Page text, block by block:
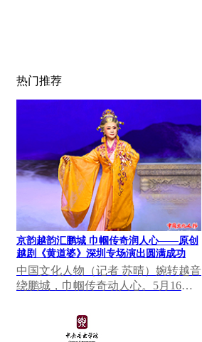
热门推荐
京韵越韵汇鹏城 巾帼传奇润人心——原创
越剧《黄道婆》深圳专场演出圆满成功
中国文化人物（记者 苏晴）婉转越音
绕鹏城，巾帼传奇动人心。5月16日
座无虚席，北京...